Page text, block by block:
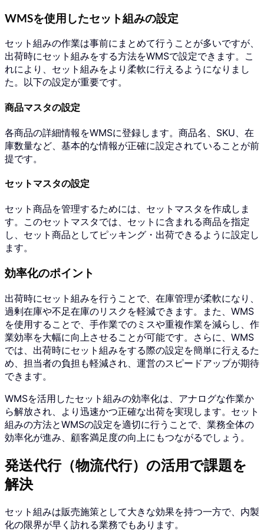
WMSを使用したセット組みの設定
セット組みの作業は事前にまとめて行うことが多いですが、
出荷時にセット組みをする方法をWMSで設定できます。こ
れにより、セット組みをより柔軟に行えるようになりまし
た。以下の設定が重要です。
商品マスタの設定
各商品の詳細情報をWMSに登録します。商品名、SKU、在
庫数量など、基本的な情報が正確に設定されていることが前
提です。
セットマスタの設定
セット商品を管理するためには、セットマスタを作成しま
す。このセットマスタでは、セットに含まれる商品を指定
し、セット商品としてピッキング・出荷できるように設定し
ます。
効率化のポイント
出荷時にセット組みを行うことで、在庫管理が柔軟になり、
過剰在庫や不足在庫のリスクを軽減できます。また、WMS
を使用することで、手作業でのミスや重複作業を減らし、作
業効率を大幅に向上させることが可能です。さらに、WMS
では、出荷時にセット組みをする際の設定を簡単に行えるた
め、担当者の負担も軽減され、運営のスピードアップが期待
できます。
WMSを活用したセット組みの効率化は、アナログな作業か
ら解放され、より迅速かつ正確な出荷を実現します。セット
組みの方法とWMSの設定を適切に行うことで、業務全体の
効率化が進み、顧客満足度の向上にもつながるでしょう。
発送代行（物流代行）の活用で課題を
解決
セット組みは販売施策として大きな効果を持つ一方で、内製
化の限界が早く訪れる業務でもあります。